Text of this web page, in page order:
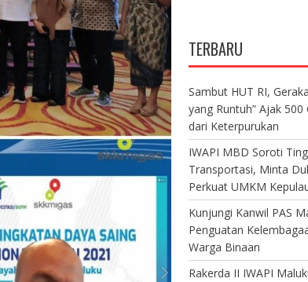
TERBARU
Sambut HUT RI,
yang Runtuh” Ajak
dari Keterpurukan
IWAPI MBD Soroti
Transportasi, Minta
Perkuat UMKM
Kunjungi Kanwil PAS
Penguatan
Warga Binaan
Rakerda II IWAPI